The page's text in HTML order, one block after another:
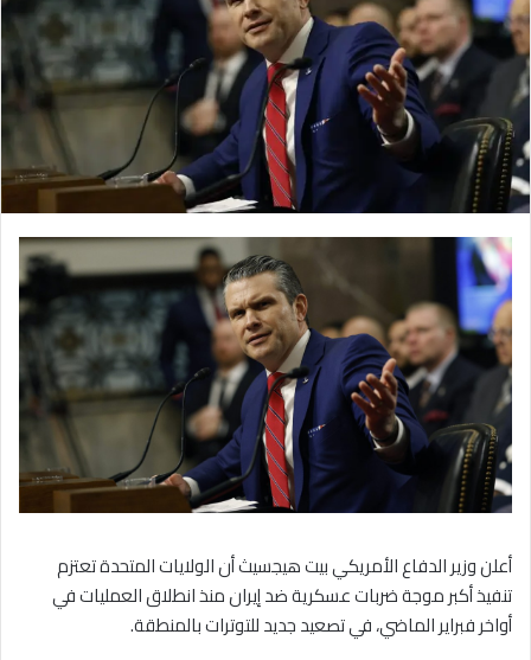
أعلن وزير الدفاع الأمريكي بيت هيجسيث أن الولايات المتحدة تعتزم
تنفيذ أكبر موجة ضربات عسكرية ضد إيران منذ انطلاق العمليات في
أواخر فبراير الماضي، في تصعيد جديد للتوترات بالمنطقة.